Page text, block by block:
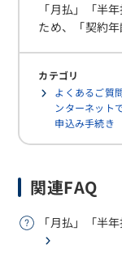
「月払」「半
ため、「契約
カテゴリ
よくあるご質
ンターネット
申込み手続き
関連FAQ
「月払」「半